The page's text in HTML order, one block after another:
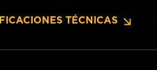
TÉCNICAS